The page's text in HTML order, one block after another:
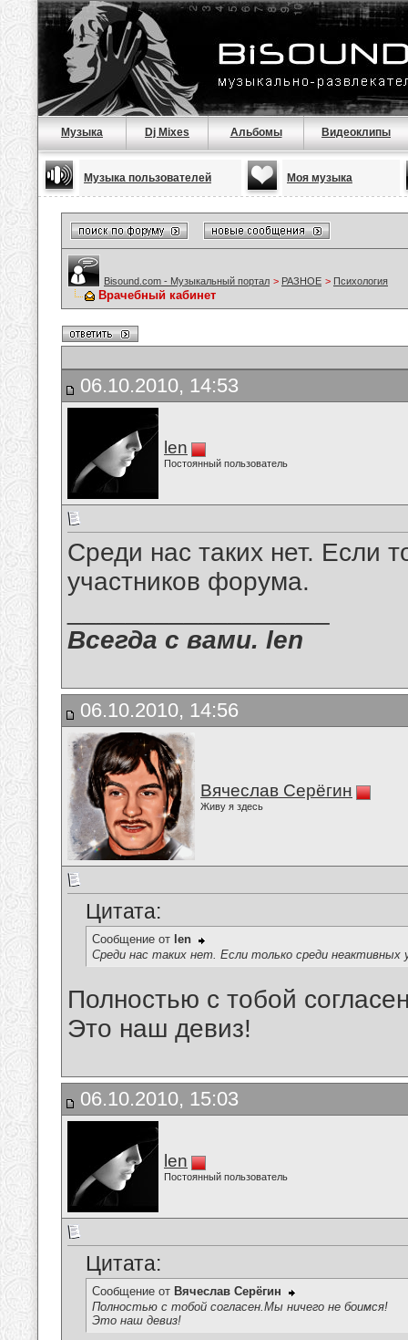
Музыка Dj Mixes Альбомы Видеоклипы
Музыка пользователей Моя музыка
Bisound.com - Музыкальный портал > РАЗНОЕ > Психология
Врачебный кабинет
06.10.2010, 14:53
len
Постоянный пользователь
Среди нас таких нет. Если
участников форума.
Всегда с вами. len
06.10.2010, 14:56
Вячеслав Серёгин
Живу я здесь
Цитата:
Сообщение от len
Среди нас таких нет. Если только среди неактивных
Полностью с тобой
Это наш девиз!
06.10.2010, 15:03
len
Постоянный пользователь
Цитата:
Сообщение от Вячеслав Серёгин
Полностью с тобой согласен.Мы ничего не боимся!
Это наш девиз!